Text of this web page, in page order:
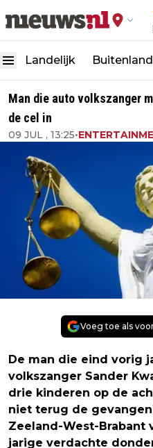
Landelijk Buitenland
Man die auto volkszanger
de cel in
09 JUL , 13:25•
Voeg toe als
De man die eind vorig
volkszanger Sander
drie kinderen op de
niet terug de
Zeeland-West-Brabant
jarige verdachte